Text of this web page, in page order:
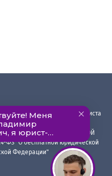
·Авторский блог юриста
23 лет
ЗАКОНА РОССИЙСКОЙ
ФЗ "О бесплатной юридической
Федерации"